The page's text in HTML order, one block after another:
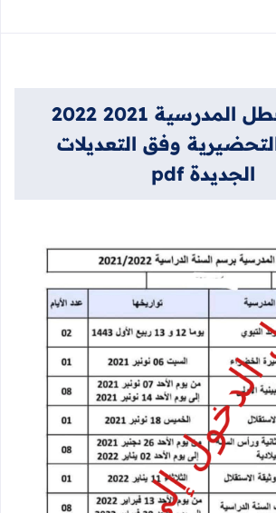
لائحة العطل المدرسية 2021 2022
وفق التعديلات
الجديدة pdf